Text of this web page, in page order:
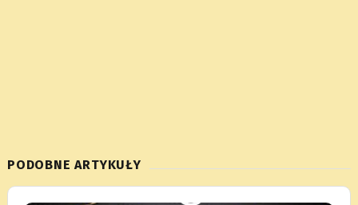
PODOBNE ARTYKUŁY